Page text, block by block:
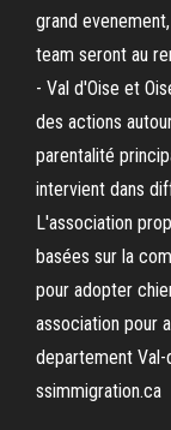
grand
team seront au
- Val d'Oise et
des actions
parentalité
intervient dans
L'association
basées sur la
pour adopter
association pour
departement Val-
ssimmigration.ca